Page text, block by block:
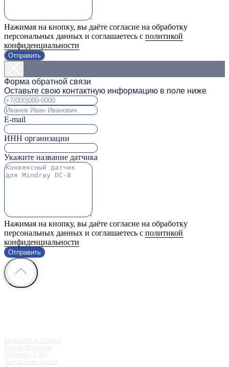
Нажимая на кнопку, вы даёте согласие на обработку
персональных данных и соглашаетесь с политикой
конфиденциальности
Отправить
Форма обратной связи
Оставьте свою контактную информацию в поле ниже
E-mail
ИНН организации
Укажите название датчика
Нажимая на кнопку, вы даёте согласие на обработку
персональных данных и соглашаетесь с политикой
конфиденциальности
Отправить